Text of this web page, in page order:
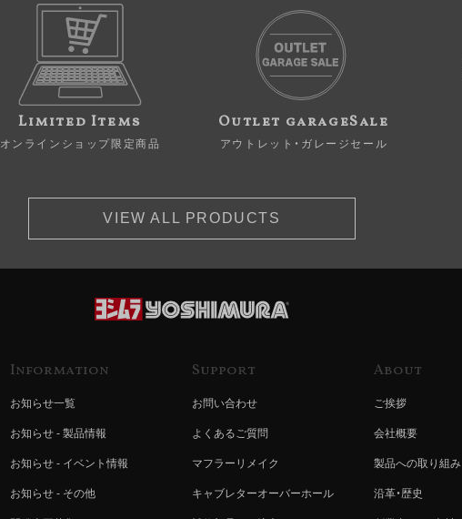
Limited Items
オンラインショップ限定商品
Outlet garageSale
アウトレット・ガレージセール
VIEW ALL PRODUCTS
Information
お知らせ一覧
お知らせ - 製品情報
お知らせ - イベント情報
お知らせ - その他
Support
お問い合わせ
よくあるご質問
マフラーリメイク
キャブレターオーバーホール
About
ご挨拶
会社概要
製品への取り組み
沿革・歴史